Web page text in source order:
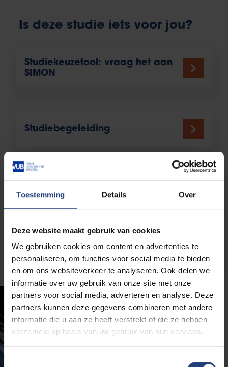
Toestemming Details Over
Deze website maakt gebruik van cookies
We gebruiken cookies om content en advertenties te
personaliseren, om functies voor social media te bieden
en om ons websiteverkeer te analyseren. Ook delen we
informatie over uw gebruik van onze site met onze
partners voor social media, adverteren en analyse. Deze
partners kunnen deze gegevens combineren met andere
informatie die u aan ze heeft verstrekt of die ze hebben
verzameld op basis van uw gebruik van hun services.
Is deze studie iets voor jou?
Studiekeuzetool: vraag het aan
SIMON
Studiebegeleiding
Toelatingsvoorwaarden
Onze alumni vertellen